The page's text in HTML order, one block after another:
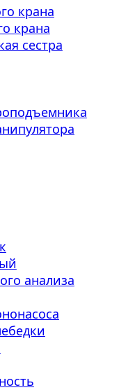
крана
крана
сестра
анализа